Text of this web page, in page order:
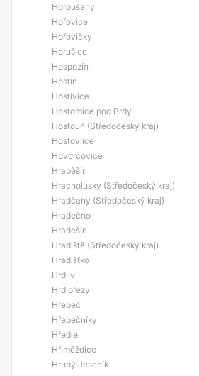
Horoušany
Hořovice
Hořovičky
Horušice
Hospozín
Hostín
Hostivice
Hostomice pod Brdy
Hostouň (Středočeský kraj)
Hostovlice
Hovorčovice
Hraběšín
Hracholusky (Středočeský kraj)
Hradčany (Středočeský kraj)
Hradečno
Hradešín
Hradiště (Středočeský kraj)
Hradišťko
Hrdlív
Hrdlořezy
Hřebeč
Hřebečníky
Hředle
Hřiměždice
Hrubý Jeseník